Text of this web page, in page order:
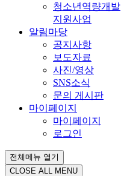
청소년역량개발
지원사업
알림마당
공지사항
보도자료
사진/영상
SNS소식
문의 게시판
마이페이지
마이페이지
로그인
전체메뉴 열기
CLOSE ALL MENU